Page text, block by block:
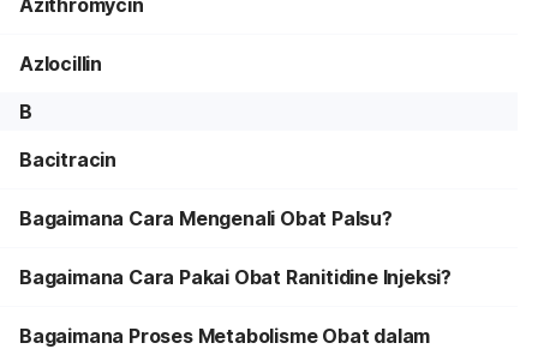
Azithromycin
Azlocillin
B
Bacitracin
Bagaimana Cara Mengenali Obat Palsu?
Bagaimana Cara Pakai Obat Ranitidine Injeksi?
Bagaimana Proses Metabolisme Obat dalam